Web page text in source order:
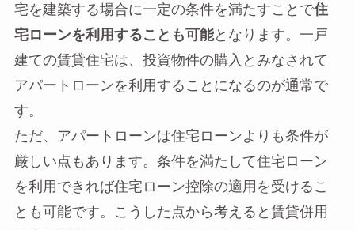
宅を建築する場合に一定の条件を満たすことで住
宅ローンを利用することも可能となります。一戸
建ての賃貸住宅は、投資物件の購入とみなされて
アパートローンを利用することになるのが通常で
す。
ただ、アパートローンは住宅ローンよりも条件が
厳しい点もあります。条件を満たして住宅ローン
を利用できれば住宅ローン控除の適用を受けるこ
とも可能です。こうした点から考えると賃貸併用